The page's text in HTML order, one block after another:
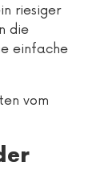
riesiger
die
einfache
vom